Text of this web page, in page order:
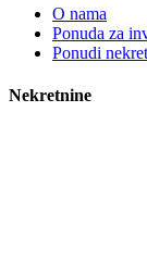
O nama
Ponuda za
Ponudi
Nekretnine